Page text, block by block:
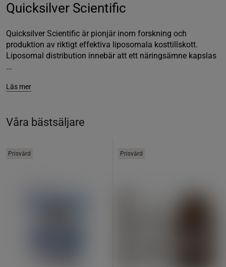
Quicksilver Scientific
Quicksilver Scientific är pionjär inom forskning och
produktion av riktigt effektiva liposomala kosttillskott.
Liposomal distribution innebär att ett näringsämne kapslas
...
Läs mer
Våra bästsäljare
Prisvärd Prisvärd